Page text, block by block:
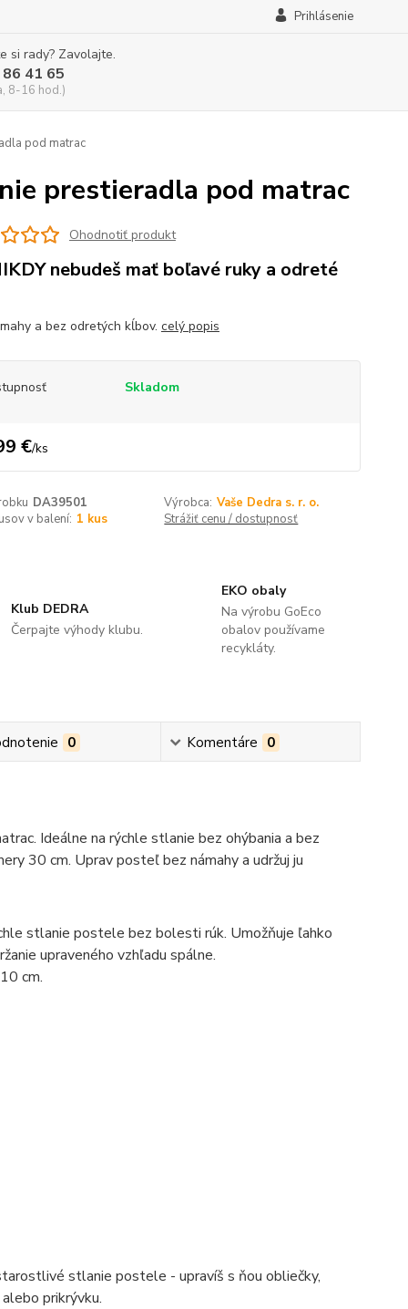
Prihlásenie
si rady? Zavolajte.
41 65
8-16 hod.)
pod matrac
prestieradla pod matrac
Ohodnotiť produkt
nebudeš mať boľavé ruky a odreté
a bez odretých kĺbov. celý popis
Skladom
€/ks
DA39501 Výrobca: Vaše Dedra s. r. o.
v balení: 1 kus Strážiť cenu / dostupnosť
Klub DEDRA
Čerpajte výhody klubu.
EKO obaly
Na výrobu GoEco
obalov používame
recykláty.
0 Komentáre 0
Ideálne na rýchle stlanie bez ohýbania a bez
30 cm. Uprav posteľ bez námahy a udržuj ju
stlanie postele bez bolesti rúk. Umožňuje ľahko
upraveného vzhľadu spálne.
cm.
stlanie postele - upravíš s ňou obliečky,
prikrývku.